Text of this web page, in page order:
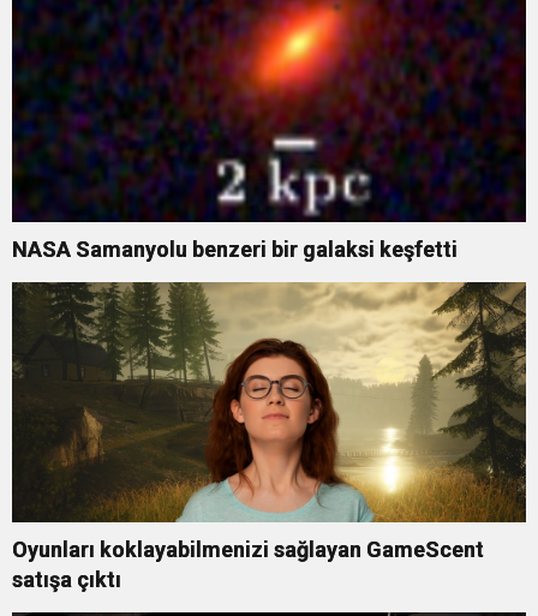
NASA Samanyolu benzeri bir galaksi keşfetti
Oyunları koklayabilmenizi sağlayan GameScent
satışa çıktı